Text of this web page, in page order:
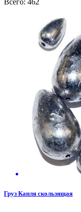
Всего: 462
Груз Капля скользящая